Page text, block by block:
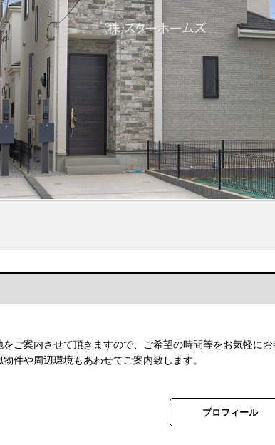
ご案内させて頂きますので、ご希望の時間等をお気軽にお
件や周辺環境もあわせてご案内致します。
プロフィール